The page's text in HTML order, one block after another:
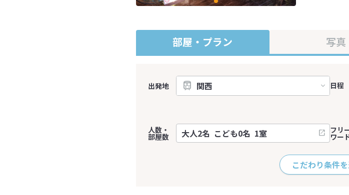
部屋・プラン 写真
出発地 日程
人数・
部屋数
フリ
ワー
こだわり条件